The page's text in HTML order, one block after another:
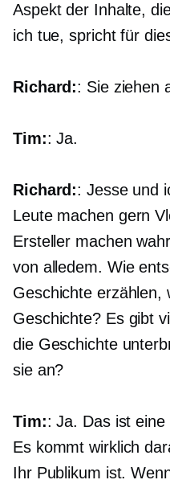
Aspekt der Inhalte,
ich tue, spricht für
Richard:: Sie ziehen
Tim:: Ja.
Richard:: Jesse und
Leute machen gern
Ersteller machen
von alledem. Wie
Geschichte erzählen,
Geschichte? Es gibt
die Geschichte
sie an?
Tim:: Ja. Das ist
Es kommt wirklich
Ihr Publikum ist.